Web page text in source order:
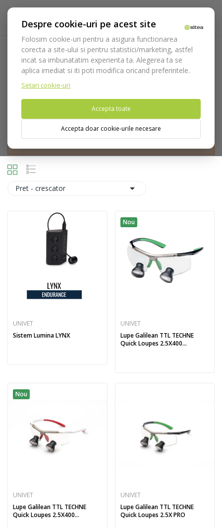
Despre cookie-uri pe acest site
Folosim cookie-uri pentru a asigura functionarea
corecta a site-ului si pentru statistici/marketing, astfel
incat sa imbunatatim experienta ta. Alegerea ta se
aplica imediat si iti poti modifica oricand preferintele.
Setari cookie-uri
Accepta toate
Accepta doar cookie-urile necesare
Galilean
Acasa Optica Lupe Galilean
Nu puteti plasa comenzi din tara din care accesati website-ul
Pret - crescator 
UNIVET
Sistem Lumina LYNX
Nou
UNIVET
Lupe Galilean TTL TECHNE
Quick Loupes 2.5X400...
Nou
UNIVET
Lupe Galilean TTL TECHNE
Quick Loupes 2.5X400...
UNIVET
Lupe Galilean TTL TECHNE
Quick Loupes 2.5X PRO